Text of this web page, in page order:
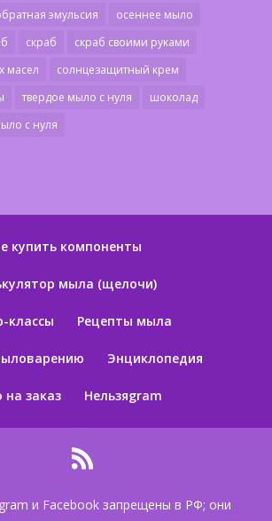
эмульсия
осеннее мыло
скраб
скраб своими руками
масел
солнцезащитный крем
твердое мыло с нуля
шоколад
с нуля
купить компоненты
мыла (щелочи)
классы Рецепты мыла
Энциклопедия
заказ Нельзяgram
и Facebook запрещены в РФ; они